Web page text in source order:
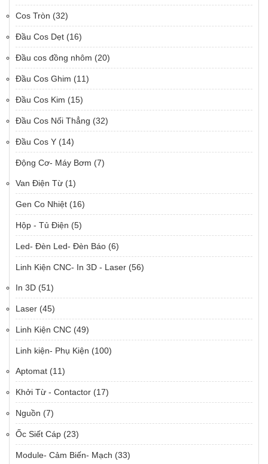
Cos Tròn (32)
Đầu Cos Dẹt (16)
Đầu cos đồng nhôm (20)
Đầu Cos Ghim (11)
Đầu Cos Kim (15)
Đầu Cos Nối Thẳng (32)
Đầu Cos Y (14)
Động Cơ- Máy Bơm (7)
Van Điện Từ (1)
Gen Co Nhiệt (16)
Hộp - Tủ Điện (5)
Led- Đèn Led- Đèn Báo (6)
Linh Kiện CNC- In 3D - Laser (56)
In 3D (51)
Laser (45)
Linh Kiện CNC (49)
Linh kiện- Phụ Kiện (100)
Aptomat (11)
Khởi Từ - Contactor (17)
Nguồn (7)
Ốc Siết Cáp (23)
Module- Cảm Biến- Mạch (33)